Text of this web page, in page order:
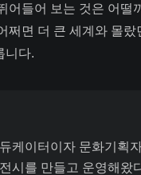
어들어 보는 것은 어떨
쩌면 더 큰 세계와 몰랐
니다.
케이터이자 문화기획
시를 만들고 운영해왔